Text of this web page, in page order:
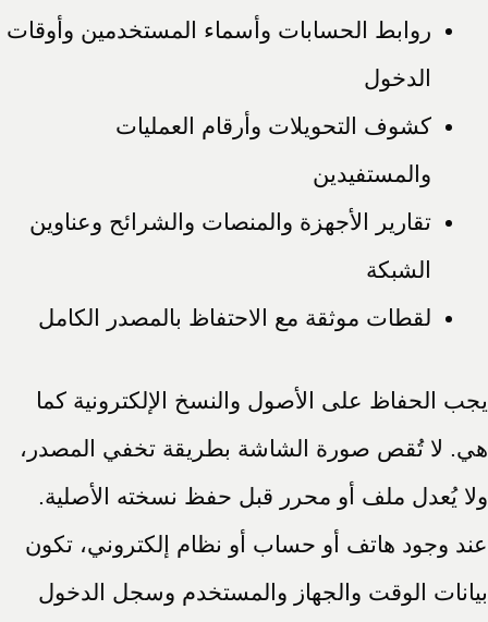
روابط الحسابات وأسماء المستخدمين وأوقات
الدخول
كشوف التحويلات وأرقام العمليات
والمستفيدين
تقارير الأجهزة والمنصات والشرائح وعناوين
الشبكة
لقطات موثقة مع الاحتفاظ بالمصدر الكامل
يجب الحفاظ على الأصول والنسخ الإلكترونية كما
هي. لا تُقص صورة الشاشة بطريقة تخفي المصدر،
ولا يُعدل ملف أو محرر قبل حفظ نسخته الأصلية.
عند وجود هاتف أو حساب أو نظام إلكتروني، تكون
بيانات الوقت والجهاز والمستخدم وسجل الدخول